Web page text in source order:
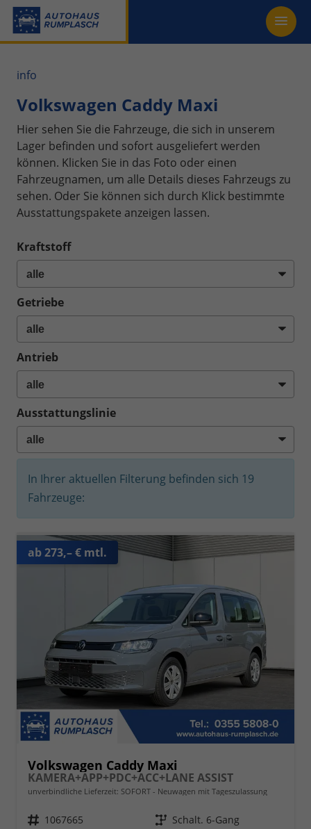
info
Volkswagen Caddy Maxi
Hier sehen Sie die Fahrzeuge, die sich in unserem
Lager befinden und sofort ausgeliefert werden
können. Klicken Sie in das Foto oder einen
Fahrzeugnamen, um alle Details dieses Fahrzeugs zu
sehen. Oder Sie können sich durch Klick bestimmte
Ausstattungspakete anzeigen lassen.
Kraftstoff
Getriebe
Antrieb
Ausstattungslinie
In Ihrer aktuellen Filterung befinden sich 19
Fahrzeuge:
ab 273,– € mtl.
Volkswagen Caddy Maxi
KAMERA+APP+PDC+ACC+LANE ASSIST
unverbindliche Lieferzeit: SOFORT Neuwagen mit Tageszulassung
Fahrzeugnr. 1067665 Getriebe Schalt. 6-Gang